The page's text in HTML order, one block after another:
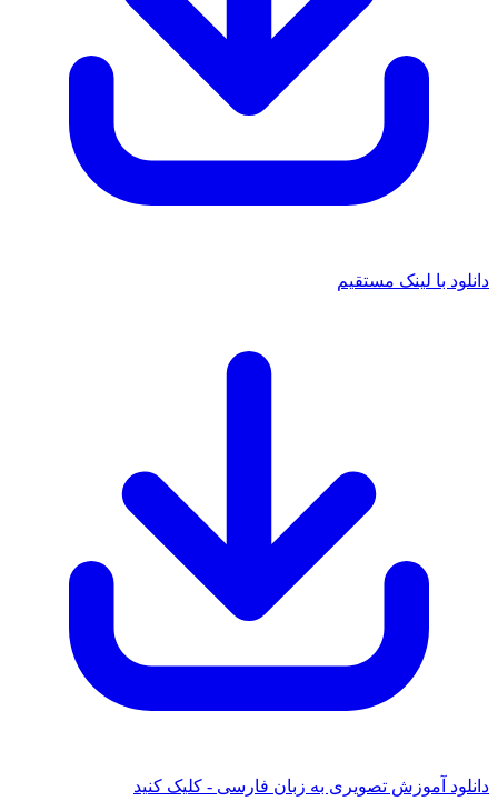
با لینک مستقیم
آموزش تصویری به زبان فارسی - کلیک کنید